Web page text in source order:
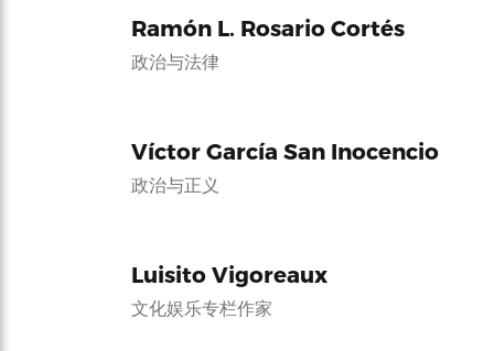
Ramón L. Rosario Cortés
政治与法律
Víctor García San Inocencio
政治与正义
Luisito Vigoreaux
文化娱乐专栏作家